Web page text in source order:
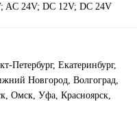
AC 24V; DC 12V; DC 24V
Петербург, Екатеринбург,
Новгород, Волгоград,
Омск, Уфа, Красноярск,